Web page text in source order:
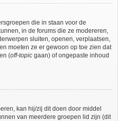
die in staan voor de
in de forums die ze modereren,
sluiten, openen, verplaatsen,
moeten ze er gewoon op toe zien dat
(off-topic gaan) of ongepaste inhoud
kan hij/zij dit doen door middel
van meerdere groepen lid zijn (dit